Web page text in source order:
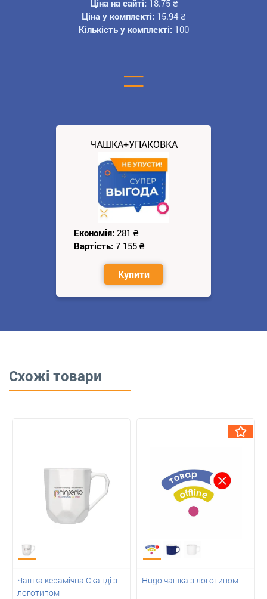
Ціна на сайті: 18.75 ₴
Ціна у комплекті: 15.94 ₴
Кількість у комплекті: 100
=
ЧАШКА+УПАКОВКА
Економія: 281 ₴
Вартість: 7 155 ₴
Купити
Схожі товари
Чашка керамічна Сканді з
логотипом
Hugo чашка з логотипом